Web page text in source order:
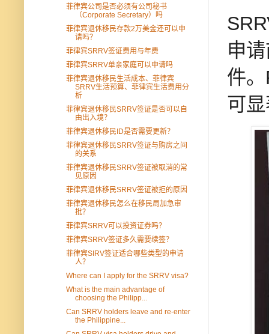
申
件
可
菲律宾公司是否必须有公司秘书
（Corporate Secretary）吗
菲律宾退休移民存款2万美金还可以申
请吗？
菲律宾SRRV签证费用与年费
菲律宾SRRV单亲家庭可以申请吗
菲律宾退休移民生活成本、菲律宾
SRRV生活预算、菲律宾生活费用分
析
菲律宾退休移民SRRV签证是否可以自
由出入境？
菲律宾退休移民ID是否需要更新？
菲律宾退休移民SRRV签证与购房之间
的关系
菲律宾退休移民SRRV签证被取消的常
见原因
菲律宾退休移民SRRV签证被拒的原因
菲律宾退休移民怎么在移民局加急审
批？
菲律宾SRRV可以投资证券吗？
菲律宾SRRV签证多久需要续签？
菲律宾SIRV签证适合哪些类型的申请
人？
Where can I apply for the SRRV visa?
What is the main advantage of
choosing the Philipp...
Can SRRV holders leave and re-enter
the Philippine...